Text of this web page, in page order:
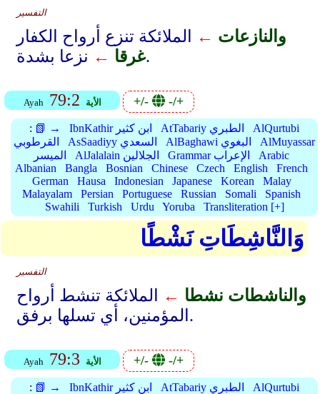
التفسير
والنازعات ←
الملائكة تنزع أرواح الكفار
غرقا ← نزعا بشدة.
Ayah 79:2 الأية +/- -/+
: 📗 → IbnKathir ابن كثير AtTabariy الطبري
AlQurtubi
القرطوبي
AsSaadiyy السعدي AlBaghawi البغوي
AlMuyassar
الميسر
AlJalalain الجلالين Grammar الإعراب
Arabic
Albanian
Bangla Bosnian Chinese Czech English
French
German
Hausa Indonesian Japanese Korean
Malay
Malayalam
Persian Portuguese Russian Somali
Spanish
Swahili
Turkish Urdu Yoruba Transliteration [+]
وَالنَّاشِطَاتِ نَشْطًا
التفسير
والناشطات نشطا ←
الملائكة تنشط أرواح
المؤمنين، أي تسلها برفق.
Ayah 79:3 الأية +/- -/+
: 📗 → IbnKathir ابن كثير AtTabariy الطبري
AlQurtubi